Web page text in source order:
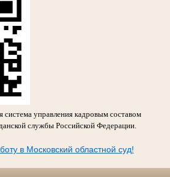
управления кадровым составом
службы Российской Федерации.
в Московский областной суд!